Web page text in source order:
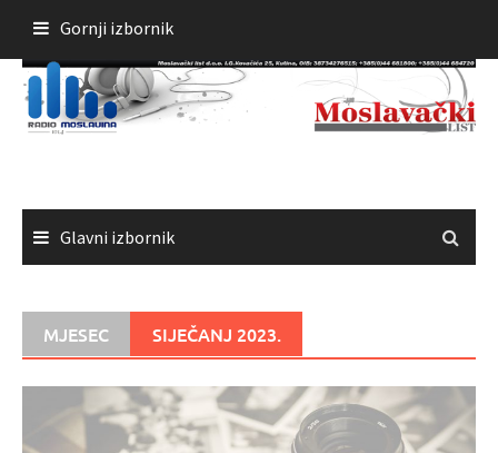
sadržaja
Gornji izbornik
Glavni izbornik
MJESEC SIJEČANJ 2023.